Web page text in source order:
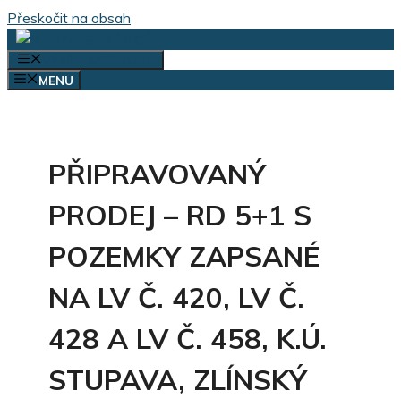
Přeskočit na obsah
MENU
PŘIPRAVOVANÝ
PRODEJ – RD 5+1 S
POZEMKY ZAPSANÉ
NA LV Č. 420, LV Č.
428 A LV Č. 458, K.Ú.
STUPAVA, ZLÍNSKÝ